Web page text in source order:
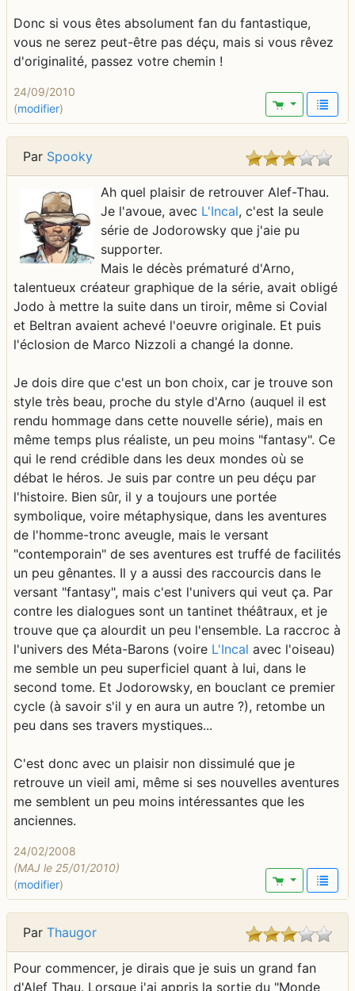
Donc si vous êtes absolument fan du fantastique,
vous ne serez peut-être pas déçu, mais si vous rêvez
d'originalité, passez votre chemin !
24/09/2010
(modifier)
Par Spooky
Ah quel plaisir de retrouver Alef-Thau.
Je l'avoue, avec L'Incal, c'est la seule
série de Jodorowsky que j'aie pu
supporter.
Mais le décès prématuré d'Arno,
talentueux créateur graphique de la série, avait obligé
Jodo à mettre la suite dans un tiroir, même si Covial
et Beltran avaient achevé l'oeuvre originale. Et puis
l'éclosion de Marco Nizzoli a changé la donne.
Je dois dire que c'est un bon choix, car je trouve son
style très beau, proche du style d'Arno (auquel il est
rendu hommage dans cette nouvelle série), mais en
même temps plus réaliste, un peu moins "fantasy". Ce
qui le rend crédible dans les deux mondes où se
débat le héros. Je suis par contre un peu déçu par
l'histoire. Bien sûr, il y a toujours une portée
symbolique, voire métaphysique, dans les aventures
de l'homme-tronc aveugle, mais le versant
"contemporain" de ses aventures est truffé de facilités
un peu gênantes. Il y a aussi des raccourcis dans le
versant "fantasy", mais c'est l'univers qui veut ça. Par
contre les dialogues sont un tantinet théâtraux, et je
trouve que ça alourdit un peu l'ensemble. La raccroc à
l'univers des Méta-Barons (voire L'Incal avec l'oiseau)
me semble un peu superficiel quant à lui, dans le
second tome. Et Jodorowsky, en bouclant ce premier
cycle (à savoir s'il y en aura un autre ?), retombe un
peu dans ses travers mystiques...
C'est donc avec un plaisir non dissimulé que je
retrouve un vieil ami, même si ses nouvelles aventures
me semblent un peu moins intéressantes que les
anciennes.
24/02/2008
(MAJ le 25/01/2010)
(modifier)
Par Thaugor
Pour commencer, je dirais que je suis un grand fan
d'Alef Thau. Lorsque j'ai appris la sortie du "Monde